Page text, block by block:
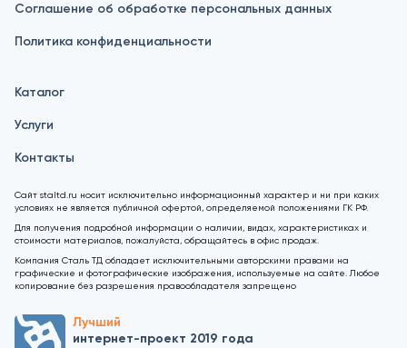
Соглашение об обработке персональных данных
Политика конфиденциальности
Каталог
Услуги
Контакты
Сайт staltd.ru носит исключительно информационный характер и ни при каких
условиях не является публичной офертой, определяемой положениями ГК РФ.
Для получения подробной информации о наличии, видах, характеристиках и
стоимости материалов, пожалуйста, обращайтесь в офис продаж.
Компания Сталь ТД обладает исключительными авторскими правами на
графические и фотографические изображения, используемые на сайте. Любое
копирование без разрешения правообладателя запрещено
Лучший
интернет-проект 2019 года